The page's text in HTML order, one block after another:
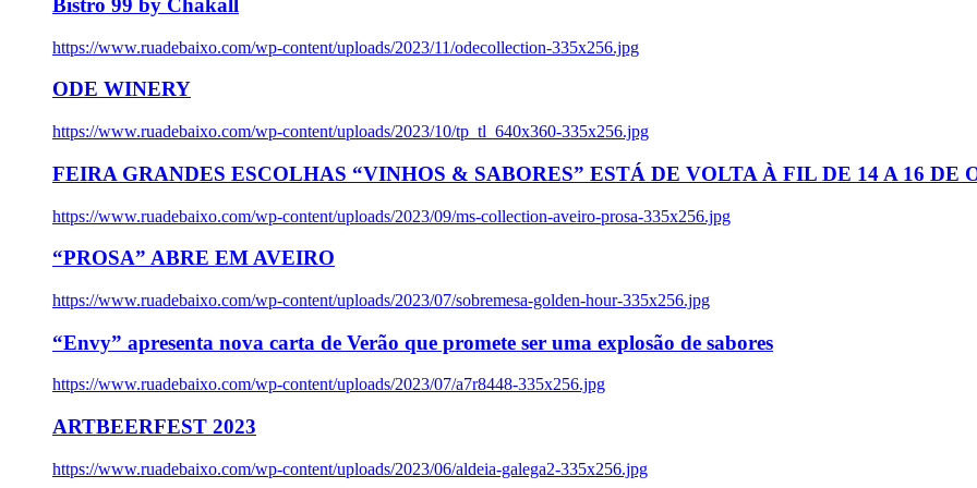
Bistro 99 by Chakall
https://www.ruadebaixo.com/wp-content/uploads/2023/11/odecollection-335x256.jpg
ODE WINERY
https://www.ruadebaixo.com/wp-content/uploads/2023/10/tp_tl_640x360-335x256.jpg
FEIRA GRANDES ESCOLHAS “VINHOS & SABORES” ESTÁ DE VOLTA À FIL DE 14 A 16 DE
https://www.ruadebaixo.com/wp-content/uploads/2023/09/ms-collection-aveiro-prosa-335x256.jpg
“PROSA” ABRE EM AVEIRO
https://www.ruadebaixo.com/wp-content/uploads/2023/07/sobremesa-golden-hour-335x256.jpg
“Envy” apresenta nova carta de Verão que promete ser uma explosão de sabores
https://www.ruadebaixo.com/wp-content/uploads/2023/07/a7r8448-335x256.jpg
ARTBEERFEST 2023
https://www.ruadebaixo.com/wp-content/uploads/2023/06/aldeia-galega2-335x256.jpg